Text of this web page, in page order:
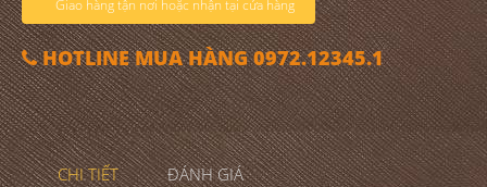
Giao hàng tận nơi hoặc nhận tại cửa hàng
HOTLINE MUA HÀNG 0972.12345.1
CHI TIẾT ĐÁNH GIÁ